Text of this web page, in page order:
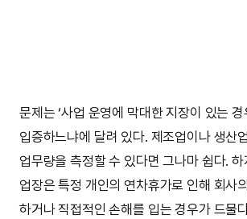
문제는 ‘사업 운영에 막대한 지장이 있는 경
입증하느냐에 달려 있다. 제조업이나 생산
업무량을 측정할 수 있다면 그나마 쉽다.
업장은 특정 개인의 연차휴가로 인해 회사
하거나 직접적인 손해를 입는 경우가 드물